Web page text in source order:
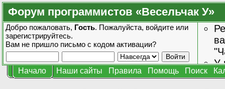
Форум программистов «Весельчак У»
Добро пожаловать, Гость. Пожалуйста, войдите или
зарегистрируйтесь.
Вам не пришло письмо с кодом активации?
У
Начало Наши сайты Правила Помощь Поиск